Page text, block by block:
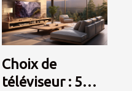
Choix de
téléviseur : 5